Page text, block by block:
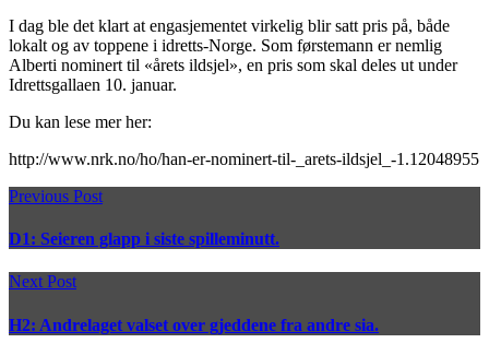
I dag ble det klart at engasjementet virkelig blir satt pris på, både
lokalt og av toppene i idretts-Norge. Som førstemann er nemlig
Alberti nominert til «årets ildsjel», en pris som skal deles ut under
Idrettsgallaen 10. januar.
Du kan lese mer her:
http://www.nrk.no/ho/han-er-nominert-til-_arets-ildsjel_-1.12048955
Previous Post
D1: Seieren glapp i siste spilleminutt.
Next Post
H2: Andrelaget valset over gjeddene fra andre sia.